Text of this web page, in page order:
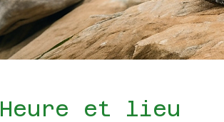
Heure et lieu